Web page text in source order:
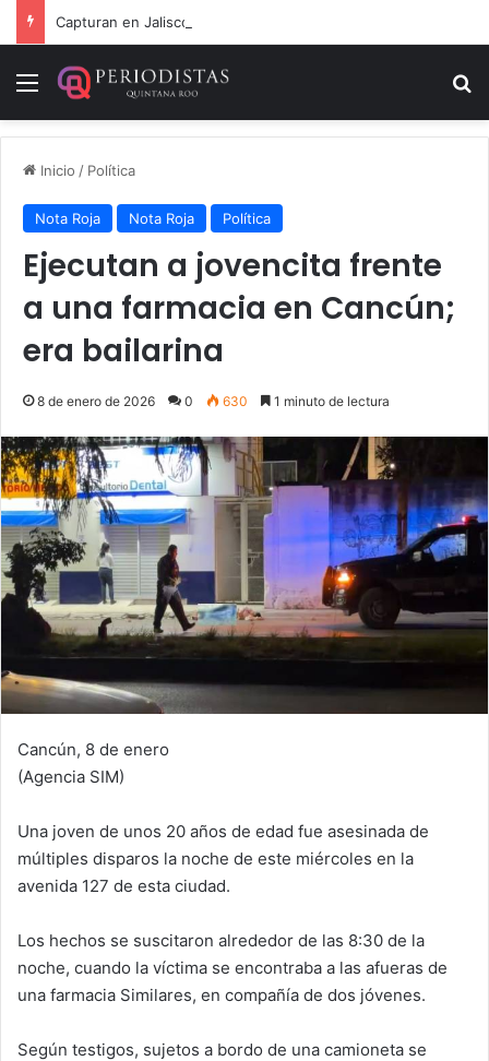
Menú
Inicio / Política
Nota Roja Nota Roja Política
Ejecutan a jovencita frente
a una farmacia en Cancún;
era bailarina
8 de enero de 2026 0 630 1 minuto de lectura
Cancún, 8 de enero
(Agencia SIM)
Una joven de unos 20 años de edad fue asesinada de
múltiples disparos la noche de este miércoles en la
avenida 127 de esta ciudad.
Los hechos se suscitaron alrededor de las 8:30 de la
noche, cuando la víctima se encontraba a las afueras de
una farmacia Similares, en compañía de dos jóvenes.
Según testigos, sujetos a bordo de una camioneta se